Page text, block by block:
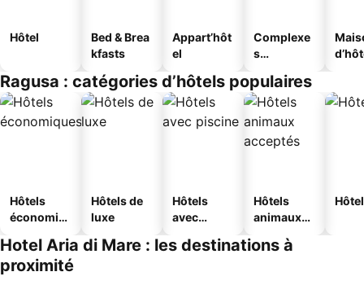
Hôtel
Bed & Brea
kfasts
Appart’hôt
el
Complexe
s
s
Ragusa : catégories d’hôtels populaires
Hôtels
économiq
Hôtels de
luxe
Hôtels
avec
Hôtels
animaux
Hotel Aria di Mare : les destinations à
proximité